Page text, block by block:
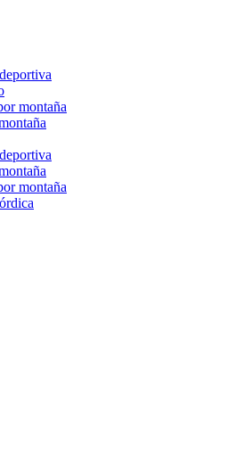
montaña
montaña